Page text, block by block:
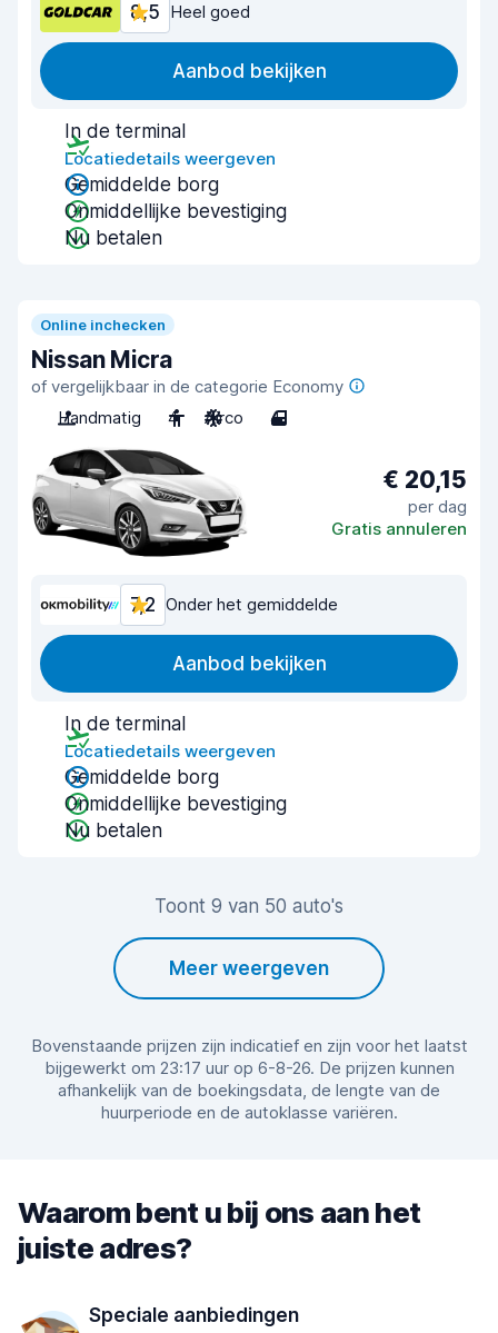
8,5 Heel goed
Aanbod bekijken
In de terminal
Locatiedetails weergeven
Gemiddelde borg
Onmiddellijke bevestiging
Nu betalen
Online inchecken
Nissan Micra
of vergelijkbaar in de categorie Economy
Handmatig
4 Airco 4
€ 20,15
per dag
Gratis annuleren
7,2 Onder het gemiddelde
Aanbod bekijken
In de terminal
Locatiedetails weergeven
Gemiddelde borg
Onmiddellijke bevestiging
Nu betalen
Toont 9 van 50 auto's
Meer weergeven
Bovenstaande prijzen zijn indicatief en zijn voor het laatst
bijgewerkt om 23:17 uur op 6-8-26. De prijzen kunnen
afhankelijk van de boekingsdata, de lengte van de
huurperiode en de autoklasse variëren.
Waarom bent u bij ons aan het
juiste adres?
Speciale aanbiedingen